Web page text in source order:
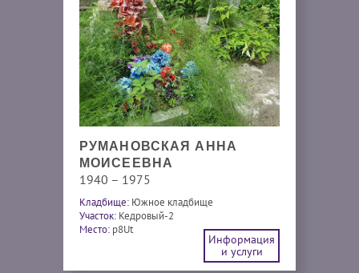
РУМАНОВСКАЯ АННА
МОИСЕЕВНА
1940 – 1975
Кладбище: Южное кладбище
Участок: Кедровый-2
Место: p8Ut
Информация
и услуги